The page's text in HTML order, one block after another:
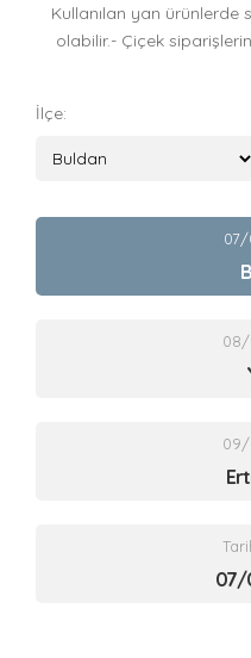
Kullanılan yan ürünlerde
olabilir.- Çiçek
İlçe: